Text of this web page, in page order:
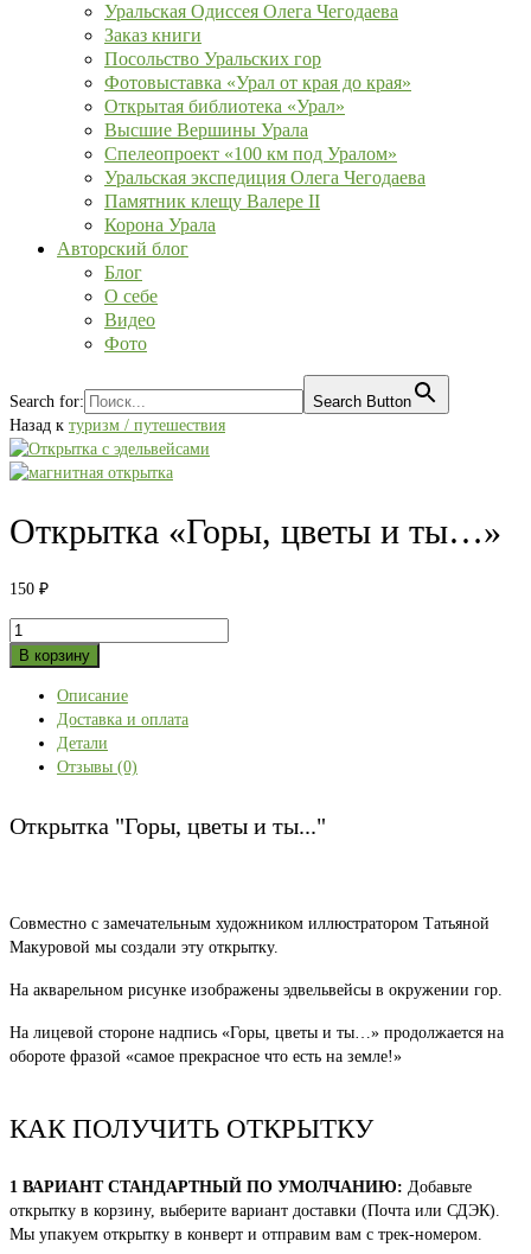
Уральская Одиссея Олега Чегодаева
Заказ книги
Посольство Уральских гор
Фотовыставка «Урал от края до края»
Открытая библиотека «Урал»
Высшие Вершины Урала
Спелеопроект «100 км под Уралом»
Уральская экспедиция Олега Чегодаева
Памятник клещу Валере II
Корона Урала
Авторский блог
Блог
О себе
Видео
Фото
Search for:
Search Button
Назад к туризм / путешествия
Открытка «Горы, цветы и ты…»
150 ₽
Количество
товара
"Горы,
цветы
ты..."
В корзину
Описание
Доставка и оплата
Детали
Отзывы (0)
Открытка "Горы, цветы и ты..."
Совместно с замечательным художником иллюстратором Татьяной
Макуровой мы создали эту открытку.
На акварельном рисунке изображены эдвельвейсы в окружении гор.
На лицевой стороне надпись «Горы, цветы и ты…» продолжается на
обороте фразой «самое прекрасное что есть на земле!»
КАК ПОЛУЧИТЬ ОТКРЫТКУ
1 ВАРИАНТ СТАНДАРТНЫЙ ПО УМОЛЧАНИЮ: Добавьте
открытку в корзину, выберите вариант доставки (Почта или СДЭК).
Мы упакуем открытку в конверт и отправим вам с трек-номером.